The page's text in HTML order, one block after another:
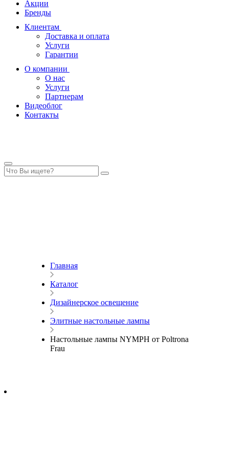
Акции
Бренды
Клиентам
Доставка и оплата
Услуги
Гарантии
О компании
О нас
Услуги
Партнерам
Видеоблог
Контакты
Главная
Каталог
Дизайнерское освещение
Элитные настольные лампы
Настольные лампы NYMPH от Poltrona
Frau